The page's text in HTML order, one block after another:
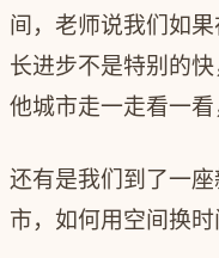
间，老师说我们如
长进步不是特别的
他城市走一走看一看
还有是我们到了一
市，如何用空间换时